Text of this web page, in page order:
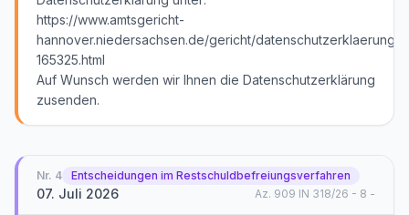
https://www.amtsgericht-
hannover.niedersachsen.de/gericht/datenschutzerklaerung/
165325.html
Auf Wunsch werden wir Ihnen die Datenschutzerklärung
zusenden.
Nr. 4 Entscheidungen im Restschuldbefreiungsverfahren
07. Juli 2026 Az. 909 IN 318/26 - 8 -